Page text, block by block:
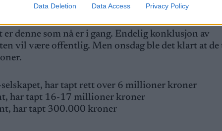
Data Deletion Data Access Privacy Policy
ble til slutt 37 millioner i underskudd.
denne som nå er i gang. Endelig konklusjon av
vil være offentlig. Men onsdag ble det klart at de
har tapt rett over 6 millioner kroner
har tapt 16-17 millioner kroner
har tapt 300.000 kroner